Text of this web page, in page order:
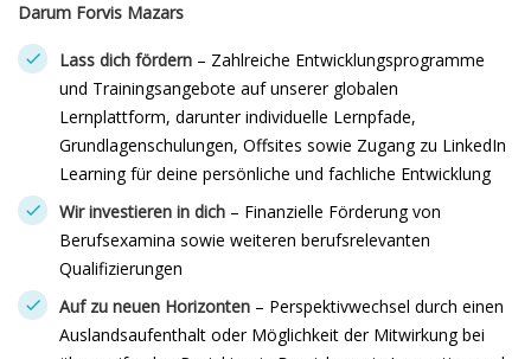
Darum Forvis Mazars
Lass dich fördern – Zahlreiche Entwicklungsprogramme
und Trainingsangebote auf unserer globalen
Lernplattform, darunter individuelle Lernpfade,
Grundlagenschulungen, Offsites sowie Zugang zu LinkedIn
Learning für deine persönliche und fachliche Entwicklung
Wir investieren in dich – Finanzielle Förderung von
Berufsexamina sowie weiteren berufsrelevanten
Qualifizierungen
Auf zu neuen Horizonten – Perspektivwechsel durch einen
Auslandsaufenthalt oder Möglichkeit der Mitwirkung bei